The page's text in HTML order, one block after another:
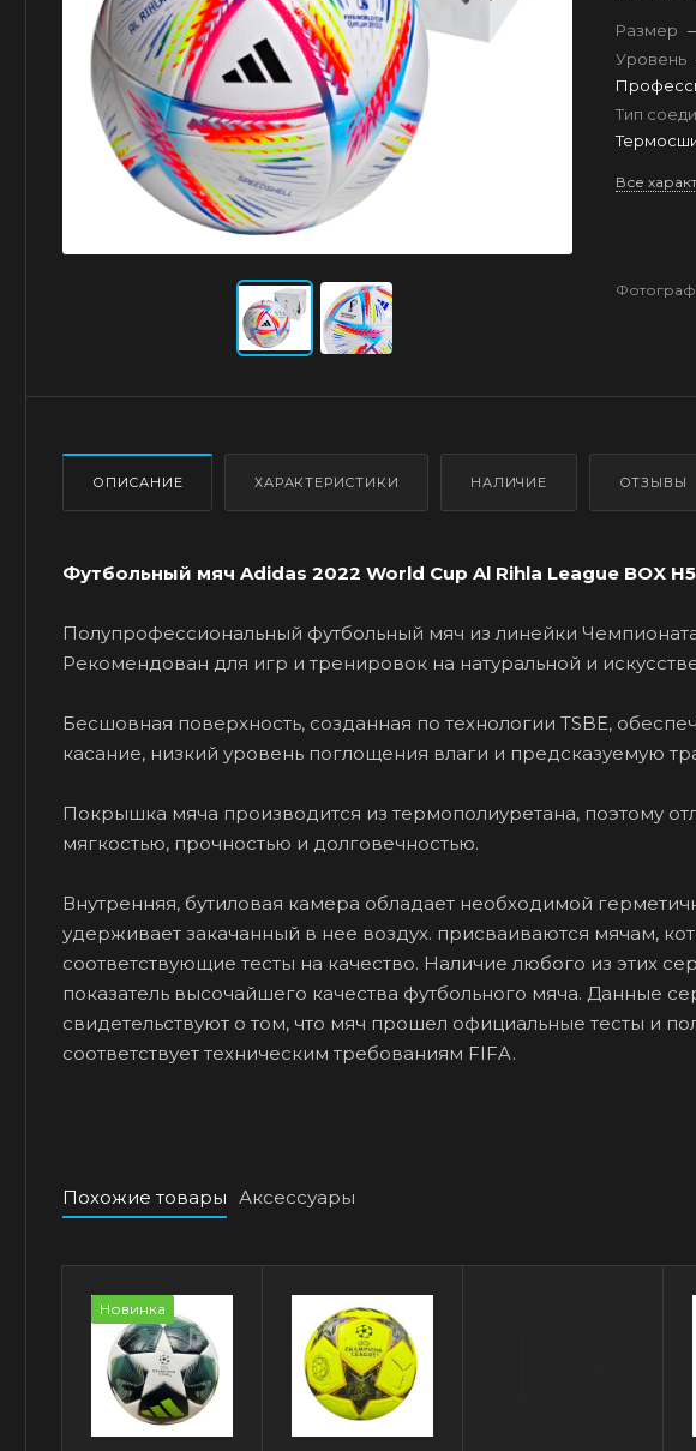
Размер
Уровень
Тип
Все
ОПИСАНИЕ ХАРАКТЕРИСТИКИ НАЛИЧИЕ ОТЗЫВЫ
Футбольный мяч Adidas 2022 World Cup Al Rihla League BOX
Полупрофессиональный футбольный мяч из линейки
Рекомендован для игр и тренировок на натуральной и
Бесшовная поверхность, созданная по технологии TSBE,
касание, низкий уровень поглощения влаги и предсказуемую
Покрышка мяча производится из термополиуретана, поэтому
мягкостью, прочностью и долговечностью.
Внутренняя, бутиловая камера обладает необходимой
удерживает закачанный в нее воздух. присваиваются мячам,
соответствующие тесты на качество. Наличие любого из этих
показатель высочайшего качества футбольного мяча. Данные
свидетельствуют о том, что мяч прошел официальные тесты и
соответствует техническим требованиям FIFA.
Похожие товары Аксессуары
Новинка